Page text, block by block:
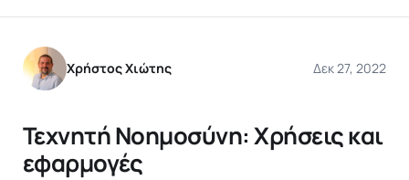
Χρήστος Χιώτης Δεκ 27, 2022
Τεχνητή Νοημοσύνη: Χρήσεις και
εφαρμογές